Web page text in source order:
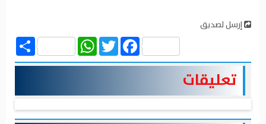
إرسل لصديق
Share
WhatsAppTwitter Facebook
تعليقات